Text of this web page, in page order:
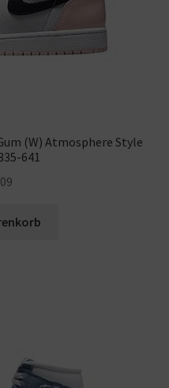
(W) Atmosphere Style
641